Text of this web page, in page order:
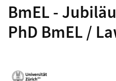
BmEL -
PhD BmEL /
Bild in Detailansicht �ffnen